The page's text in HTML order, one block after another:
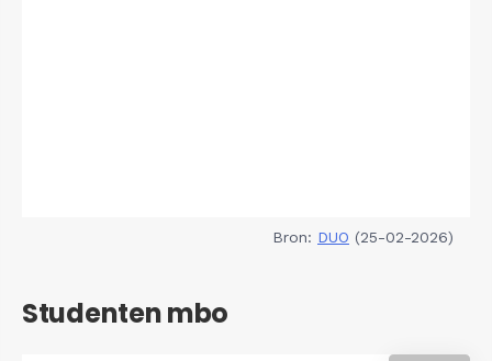
Bron: DUO (25-02-2026)
Studenten mbo